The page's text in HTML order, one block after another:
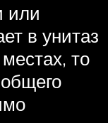
или
в унитаз
то